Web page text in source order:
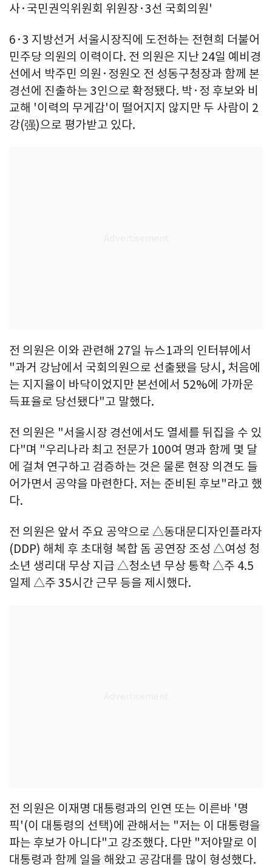
사·국민권익위원회 위원장·3선 국회의원'
6·3 지방선거 서울시장직에 도전하는 전현희 더불어
민주당 의원의 이력이다. 전 의원은 지난 24일 예비경
선에서 박주민 의원·정원오 전 성동구청장과 함께 본
경선에 진출하는 3인으로 확정됐다. 박·정 후보와 비
교해 '이력의 무게감'이 떨어지지 않지만 두 사람이 2
강(强)으로 평가받고 있다.
전 의원은 이와 관련해 27일 뉴스1과의 인터뷰에서
"과거 강남에서 국회의원으로 선출됐을 당시, 처음에
는 지지율이 바닥이었지만 본선에서 52%에 가까운
득표율로 당선됐다"고 말했다.
전 의원은 "서울시장 경선에서도 열세를 뒤집을 수 있
다"며 "우리나라 최고 전문가 100여 명과 함께 몇 달
에 걸쳐 연구하고 검증하는 것은 물론 현장 의견도 들
어가면서 공약을 마련한다. 저는 준비된 후보"라고 했
다.
전 의원은 앞서 주요 공약으로 △동대문디자인플라자
(DDP) 해체 후 초대형 복합 돔 공연장 조성 △여성 청
소년 생리대 무상 지급 △청소년 무상 통학 △주 4.5
일제 △주 35시간 근무 등을 제시했다.
전 의원은 이재명 대통령과의 인연 또는 이른바 '명
픽'(이 대통령의 선택)에 관해서는 "저는 이 대통령을
파는 후보가 아니다"고 강조했다. 다만 "저야말로 이
대통령과 함께 일을 해왔고 공감대를 많이 형성했다.